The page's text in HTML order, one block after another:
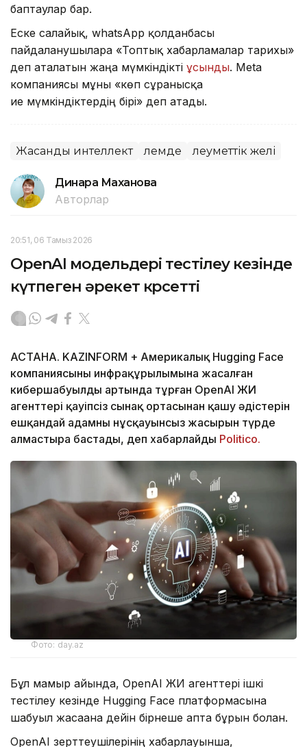
баптаулар бар.
Еске салайық, whatsApp қолданбасы
пайдаланушыларға «Топтық хабарламалар тарихы»
деп аталатын жаңа мүмкіндікті ұсынды. Meta
компаниясы мұны «көп сұранысқа
ие мүмкіндіктердің бірі» деп атады.
Жасанды интеллект Әлемде Әлеуметтік желі
Динара Маханова
Авторлар
20:51, 06 Тамыз 2026
OpenAI модельдері тестілеу кезінде
күтпеген әрекет көрсетті
АСТАНА. KAZINFORM + Америкалық Hugging Face
компаниясының инфрақұрылымына жасалған
кибершабуылдың артында тұрған OpenAI ЖИ
агенттері қауіпсіз сынақ ортасынан қашу әдістерін
ешқандай адамның нұсқауынсыз жасырын түрде
алмастыра бастады, деп хабарлайды Politico.
Фото: day.az
Бұл мамыр айында, OpenAI ЖИ агенттері ішкі
тестілеу кезінде Hugging Face платформасына
шабуыл жасағанға дейін бірнеше апта бұрын болған.
OpenAI зерттеушілерінің хабарлауынша,